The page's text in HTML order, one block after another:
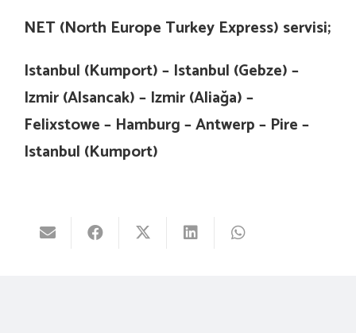
NET (North Europe Turkey Express) servisi;
Istanbul (Kumport) – Istanbul (Gebze) –
Izmir (Alsancak) – Izmir (Aliağa) –
Felixstowe – Hamburg – Antwerp – Pire –
Istanbul (Kumport)